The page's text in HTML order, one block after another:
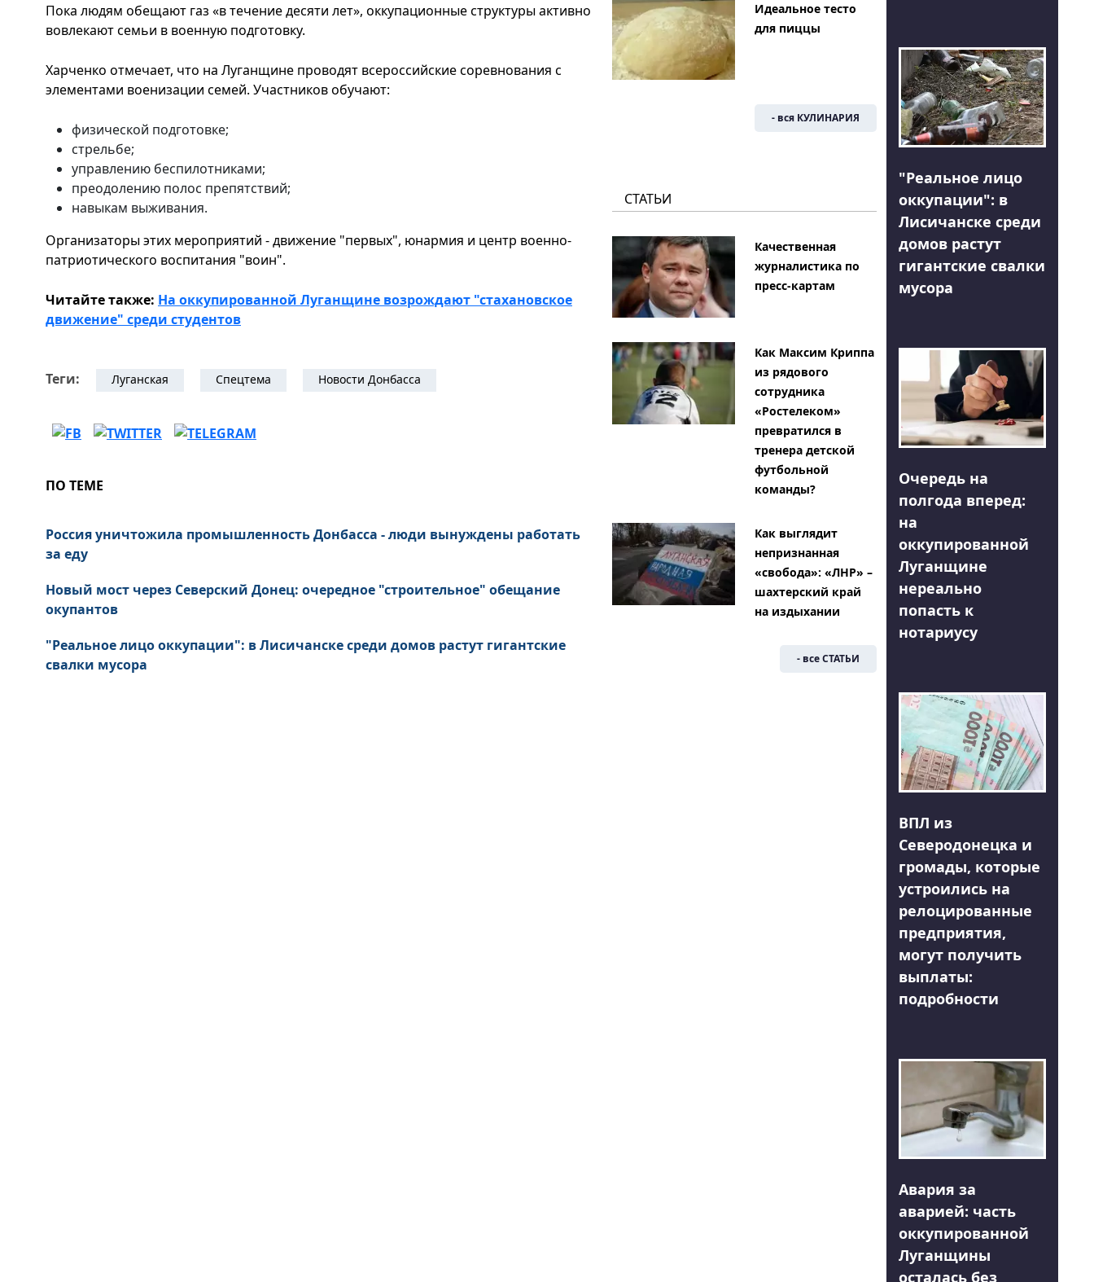
Пока людям обещают газ «в течение десяти лет», оккупационные структуры активно
вовлекают семьи в военную подготовку.
Харченко отмечает, что на Луганщине проводят всероссийские соревнования с
элементами военизации семей. Участников обучают:
физической подготовке;
стрельбе;
управлению беспилотниками;
преодолению полос препятствий;
навыкам выживания.
Организаторы этих мероприятий - движение "первых", юнармия и центр военно-
патриотического воспитания "воин".
Читайте также: На оккупированной Луганщине возрождают "стахановское
движение" среди студентов
Теги: Луганская Спецтема Новости Донбасса
ПО ТЕМЕ
Россия уничтожила промышленность Донбасса - люди вынуждены работать
за еду
Новый мост через Северский Донец: очередное "строительное" обещание
окупантов
"Реальное лицо оккупации": в Лисичанске среди домов растут гигантские
свалки мусора
Идеальное тесто
для пиццы
- вся КУЛИНАРИЯ
СТАТЬИ
Качественная
журналистика по
пресс-картам
Как Максим Криппа
из рядового
сотрудника
«Ростелеком»
превратился в
тренера детской
футбольной
команды?
Как выглядит
непризнанная
«свобода»: «ЛНР» –
шахтерский край
на издыхании
- все СТАТЬИ
"Реальное лицо
оккупации": в
Лисичанске среди
домов растут
гигантские свалки
мусора
Очередь на
полгода вперед:
на
оккупированной
Луганщине
нереально
попасть к
нотариусу
ВПЛ из
Северодонецка и
громады, которые
устроились на
релоцированные
предприятия,
могут получить
выплаты:
подробности
Авария за
аварией: часть
оккупированной
Луганщины
осталась без